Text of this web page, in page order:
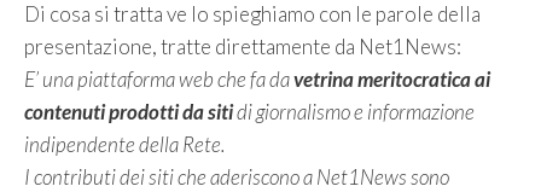
Di cosa si tratta ve lo spieghiamo con le parole della
presentazione, tratte direttamente da Net1News:
E’ una piattaforma web che fa davetrina meritocratica ai
contenuti prodotti da sitidi giornalismo e informazione
indipendente della Rete.
I contributi dei siti che aderiscono a Net1News sono